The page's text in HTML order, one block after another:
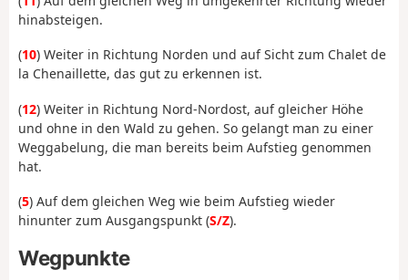
hinabsteigen.
(10) Weiter in Richtung Norden und auf Sicht zum Chalet de
la Chenaillette, das gut zu erkennen ist.
(12) Weiter in Richtung Nord-Nordost, auf gleicher Höhe
und ohne in den Wald zu gehen. So gelangt man zu einer
Weggabelung, die man bereits beim Aufstieg genommen
hat.
(5) Auf dem gleichen Weg wie beim Aufstieg wieder
hinunter zum Ausgangspunkt (S/Z).
Wegpunkte